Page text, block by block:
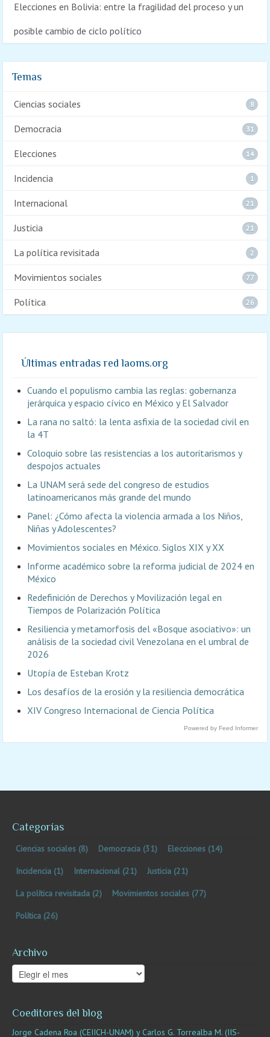
Elecciones en Bolivia: entre la fragilidad del proceso y un
posible cambio de ciclo político
Temas
Ciencias sociales 8
Democracia 31
Elecciones 14
Incidencia 1
Internacional 21
Justicia 21
La política revisitada 2
Movimientos sociales 77
Política 26
Últimas entradas red laoms.org
Cuando el populismo cambia las reglas: gobernanza
jerárquica y espacio cívico en México y El Salvador
La rana no saltó: la lenta asfixia de la sociedad civil en
la 4T
Coloquio sobre las resistencias a los autoritarismos y
despojos actuales
La UNAM será sede del congreso de estudios
latinoamericanos más grande del mundo
Panel: ¿Cómo afecta la violencia armada a los Niños,
Niñas y Adolescentes?
Movimientos sociales en México. Siglos XIX y XX
Informe académico sobre la reforma judicial de 2024 en
México
Redefinición de Derechos y Movilización legal en
Tiempos de Polarización Política
Resiliencia y metamorfosis del «Bosque asociativo»: un
análisis de la sociedad civil Venezolana en el umbral de
2026
Utopía de Esteban Krotz
Los desafíos de la erosión y la resiliencia democrática
XIV Congreso Internacional de Ciencia Política
Powered by Feed Informer
Categorías
Ciencias sociales (8) Democracia (31) Elecciones (14)
Incidencia (1) Internacional (21) Justicia (21)
La política revisitada (2) Movimientos sociales (77)
Política (26)
Archivo
Archivo
Coeditores del blog
Jorge Cadena Roa (CEIICH-UNAM) y Carlos G. Torrealba M. (IIS-